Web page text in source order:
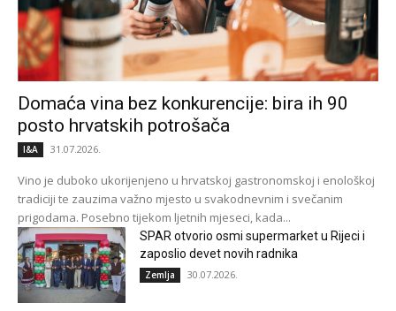
Domaća vina bez konkurencije: bira ih 90
posto hrvatskih potrošača
I&A 31.07.2026.
Vino je duboko ukorijenjeno u hrvatskoj gastronomskoj i enološkoj
tradiciji te zauzima važno mjesto u svakodnevnim i svečanim
prigodama. Posebno tijekom ljetnih mjeseci, kada...
SPAR otvorio osmi supermarket u Rijeci i
zaposlio devet novih radnika
Zemlja 30.07.2026.